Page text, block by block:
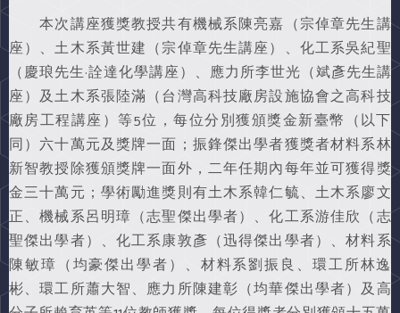
本次講座獲獎教授共有機械系陳亮嘉（宗倬章先生講
座）、土木系黃世建（宗倬章先生講座）、化工系吳紀聖
（慶琅先生·詮達化學講座）、應力所李世光（斌彥先生講
座）及土木系張陸滿（台灣高科技廠房設施協會之高科技
廠房工程講座）等5位，每位分別獲頒獎金新臺幣（以下
同）六十萬元及獎牌一面；振鋒傑出學者獲獎者材料系林
新智教授除獲頒獎牌一面外，二年任期內每年並可獲得獎
金三十萬元；學術勵進獎則有土木系韓仁毓、土木系廖文
正、機械系呂明璋（志聖傑出學者）、化工系游佳欣（志
聖傑出學者）、化工系康敦彥（迅得傑出學者）、材料系
陳敏璋（均豪傑出學者）、材料系劉振良、環工所林逸
彬、環工所蕭大智、應力所陳建彰（均華傑出學者）及高